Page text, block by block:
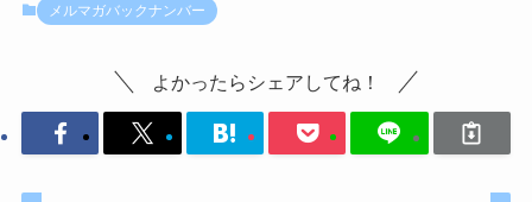
メルマガバックナンバー
よかったらシェアしてね！